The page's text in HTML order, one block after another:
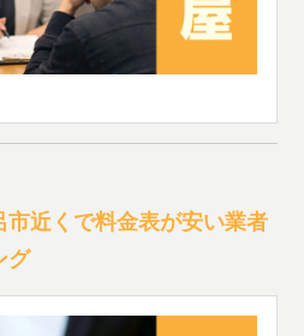
近くで料金表が安い業者
グ